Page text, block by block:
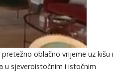
oblačno vrijeme uz kišu i
u sjeveroistočnim i istočnim